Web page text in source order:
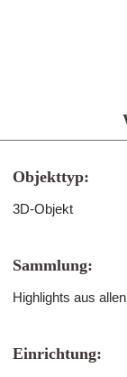
Objekttyp:
3D-Objekt
Sammlung:
Highlights aus
Einrichtung: